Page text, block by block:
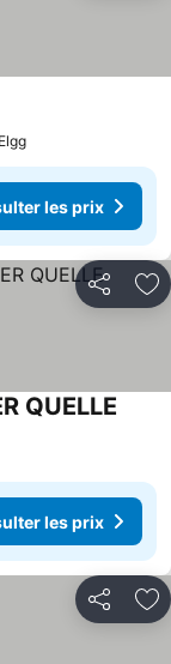
les prix
Partager
QUELLE
les prix
Partager